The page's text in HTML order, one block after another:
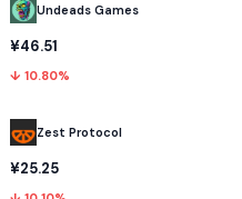
Undeads Games
¥46.51
↓ 10.80%
Zest Protocol
¥25.25